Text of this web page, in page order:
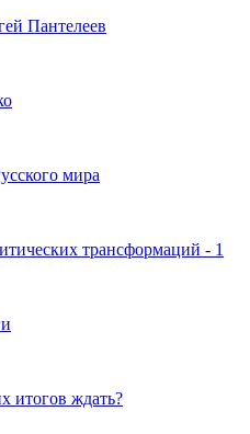
Пантелеев
мира
трансформаций - 1
итогов ждать?